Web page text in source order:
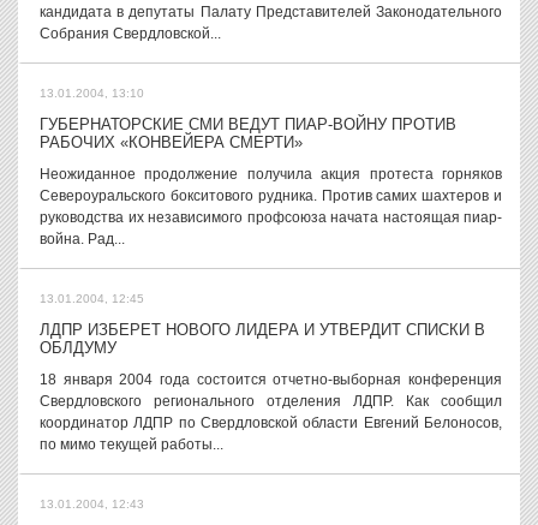
кандидата в депутаты Палату Представителей Законодательного
Собрания Свердловской...
13.01.2004, 13:10
ГУБЕРНАТОРСКИЕ СМИ ВЕДУТ ПИАР-ВОЙНУ ПРОТИВ
РАБОЧИХ «КОНВЕЙЕРА СМЕРТИ»
Неожиданное продолжение получила акция протеста горняков
Североуральского бокситового рудника. Против самих шахтеров и
руководства их независимого профсоюза начата настоящая пиар-
война. Рад...
13.01.2004, 12:45
ЛДПР ИЗБЕРЕТ НОВОГО ЛИДЕРА И УТВЕРДИТ СПИСКИ В
ОБЛДУМУ
18 января 2004 года состоится отчетно-выборная конференция
Свердловского регионального отделения ЛДПР. Как сообщил
координатор ЛДПР по Свердловской области Евгений Белоносов,
по мимо текущей работы...
13.01.2004, 12:43